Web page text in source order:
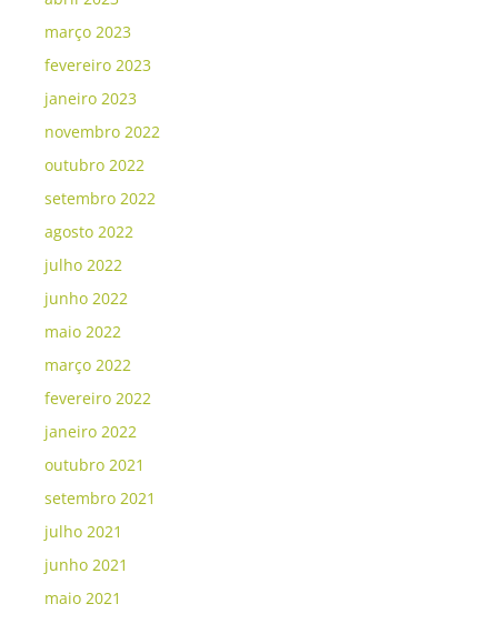
março 2023
fevereiro 2023
janeiro 2023
novembro 2022
outubro 2022
setembro 2022
agosto 2022
julho 2022
junho 2022
maio 2022
março 2022
fevereiro 2022
janeiro 2022
outubro 2021
setembro 2021
julho 2021
junho 2021
maio 2021